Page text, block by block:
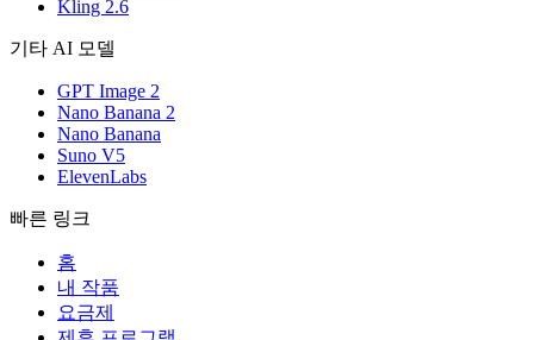
Kling 2.6
기타 AI 모델
GPT Image 2
Nano Banana 2
Nano Banana
Suno V5
ElevenLabs
빠른 링크
홈
내 작품
요금제